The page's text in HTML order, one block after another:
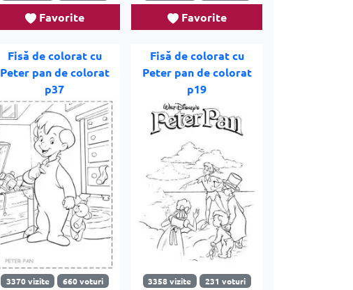
Favorite Favorite
Fisă de colorat cu
Peter pan de colorat
p37
3370 vizite 660 voturi
Fisă de colorat cu
Peter pan de colorat
p19
3358 vizite 231 voturi